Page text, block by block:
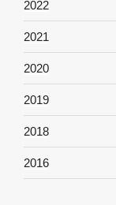
2022
2021
2020
2019
2018
2016